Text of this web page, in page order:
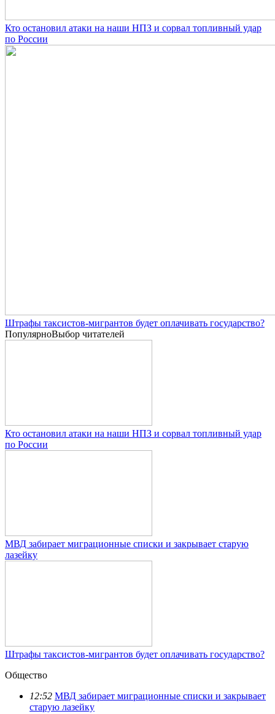
Кто остановил атаки на наши НПЗ и сорвал топливный удар
по России
Штрафы таксистов-мигрантов будет оплачивать государство?
ПопулярноВыбор читателей
Кто остановил атаки на наши НПЗ и сорвал топливный удар
по России
МВД забирает миграционные списки и закрывает старую
лазейку
Штрафы таксистов-мигрантов будет оплачивать государство?
Общество
12:52 МВД забирает миграционные списки и закрывает
старую лазейку